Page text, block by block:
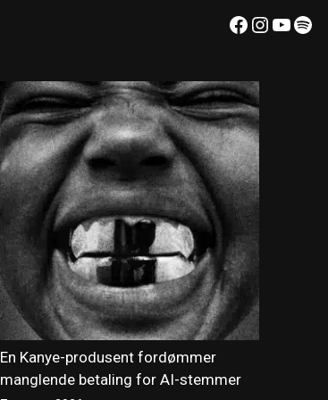
Facebook
En Kanye-produsent fordømmer
manglende betaling for AI-stemmer